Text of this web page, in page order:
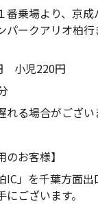
番乗場より、京
パークアリオ柏
小児220円
る場合がござい
のお客様】
IC」を千葉方面
ございます。